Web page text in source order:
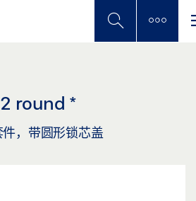
round *
，带圆形锁芯盖